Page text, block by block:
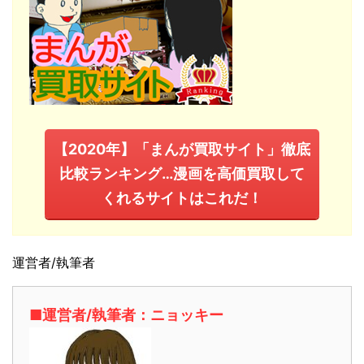
【2020年】「まんが買取サイト」徹底
比較ランキング…漫画を高価買取して
くれるサイトはこれだ！
運営者/執筆者
■運営者/執筆者：ニョッキー